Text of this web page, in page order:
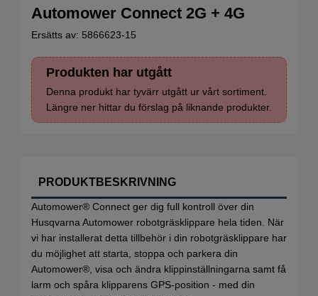
Automower Connect 2G + 4G
Ersätts av: 5866623-15
Produkten har utgått
Denna produkt har tyvärr utgått ur vårt sortiment.
Längre ner hittar du förslag på liknande produkter.
PRODUKTBESKRIVNING
Automower® Connect ger dig full kontroll över din
Husqvarna Automower robotgräsklippare hela tiden. När
vi har installerat detta tillbehör i din robotgräsklippare har
du möjlighet att starta, stoppa och parkera din
Automower®, visa och ändra klippinställningarna samt få
larm och spåra klipparens GPS-position - med din